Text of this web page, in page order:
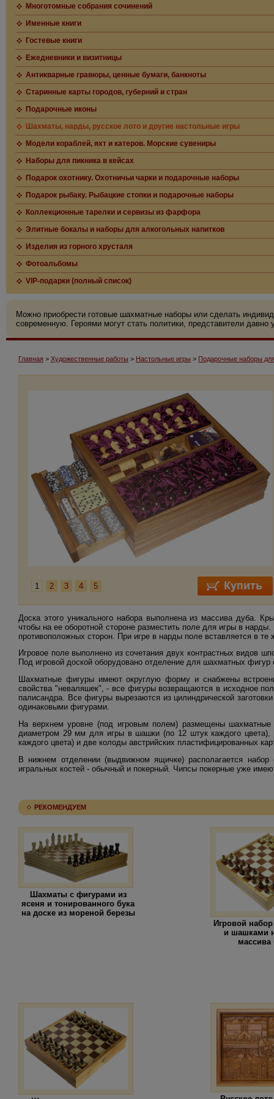
Многотомные собрания сочинений
Именные книги
Гостевые книги
Ежедневники и визитницы
Антикварные гравюры, ценные бумаги, банкноты
Старинные карты городов, губерний и стран
Подарочные иконы
Шахматы, нарды, русское лото и другие настольные игры
Модели кораблей, яхт и катеров. Морские сувениры
Наборы для пикника в кейсах
Подарок охотнику. Охотничьи чарки и подарочные наборы
Подарок рыбаку. Рыбацкие стопки и подарочные наборы
Коллекционные тарелки и сервизы из фарфора
Элитные бокалы и наборы для алкогольных напитков
Изделия из горного хрусталя
Фотоальбомы
VIP-подарки (полный список)
Можно приобрести готовые шахматные наборы или сделать
современную. Героями могут стать политики, представители
Главная > Художественные работы > Настольные игры > Подарочные наборы
1 2 3 4 5
Доска этого уникального набора выполнена из массива дуба.
чтобы на ее оборотной стороне разместить поле для игры в
противоположных сторон. При игре в нарды поле вставляется в
Игровое поле выполнено из сочетания двух контрастных видов
Под игровой доской оборудовано отделение для шахматных
Шахматные фигуры имеют округлую форму и снабжены
свойства "неваляшек", - все фигуры возвращаются в исходное
палисандра. Все фигуры вырезаются из цилиндрической
одинаковыми фигурами.
На верхнем уровне (под игровым полем) размещены
диаметром 29 мм для игры в шашки (по 12 штук каждого
каждого цвета) и две колоды австрийских пластифицированных
В нижнем отделении (выдвижном ящичке) располагается
игральных костей - обычный и покерный. Чипсы покерные уже
РЕКОМЕНДУЕМ
Шахматы с фигурами из
ясеня и тонированного бука
на доске из мореной березы
Игровой
и шашками
массива